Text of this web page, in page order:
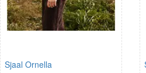
Sjaal Ornella